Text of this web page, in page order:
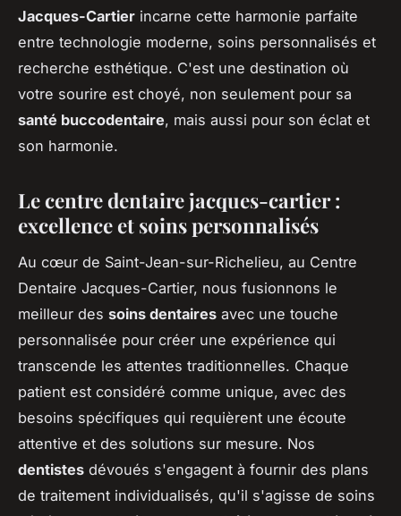
Jacques-Cartier incarne cette harmonie parfaite
entre technologie moderne, soins personnalisés et
recherche esthétique. C'est une destination où
votre sourire est choyé, non seulement pour sa
santé buccodentaire, mais aussi pour son éclat et
son harmonie.
Le centre dentaire jacques-cartier :
excellence et soins personnalisés
Au cœur de Saint-Jean-sur-Richelieu, au Centre
Dentaire Jacques-Cartier, nous fusionnons le
meilleur des soins dentaires avec une touche
personnalisée pour créer une expérience qui
transcende les attentes traditionnelles. Chaque
patient est considéré comme unique, avec des
besoins spécifiques qui requièrent une écoute
attentive et des solutions sur mesure. Nos
dentistes dévoués s'engagent à fournir des plans
de traitement individualisés, qu'il s'agisse de soins